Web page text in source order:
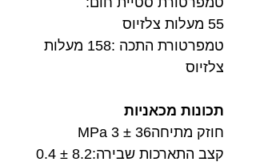
55 מעלות צלזיוס
טמפרטורת התכה :158 מעלות
צלזיוס
תכונות מכאניות
חוזק מתיחה36 ± 3 MPa
קצב התארכות שבירה:8.2 ± 0.4